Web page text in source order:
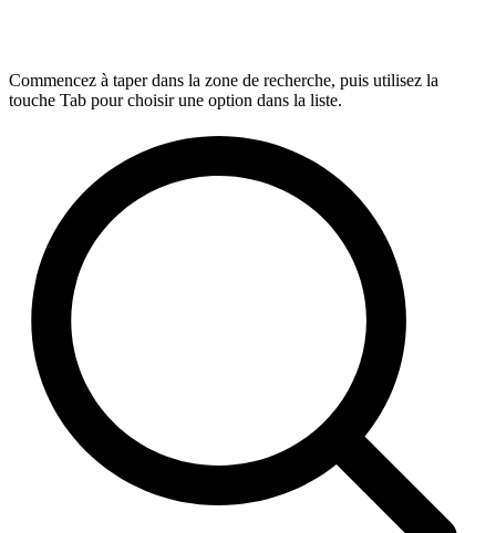
Commencez à taper dans la zone de recherche, puis utilisez la
touche Tab pour choisir une option dans la liste.